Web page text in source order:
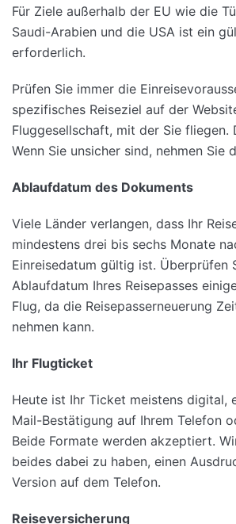
Für Ziele außerhalb der EU wie die
Saudi-Arabien und die USA ist ein
erforderlich.
Prüfen Sie immer die
spezifisches Reiseziel auf der
Fluggesellschaft, mit der Sie fliegen.
Wenn Sie unsicher sind, nehmen Sie
Ablaufdatum des Dokuments
Viele Länder verlangen, dass Ihr
mindestens drei bis sechs Monate
Einreisedatum gültig ist. Überprüfen
Ablaufdatum Ihres Reisepasses
Flug, da die Reisepasserneuerung
nehmen kann.
Ihr Flugticket
Heute ist Ihr Ticket meistens digital,
Mail-Bestätigung auf Ihrem Telefon
Beide Formate werden akzeptiert.
beides dabei zu haben, einen
Version auf dem Telefon.
Reiseversicherung